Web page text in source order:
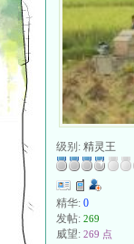
级别: 精灵王
精华: 0
发帖: 269
威望: 269 点